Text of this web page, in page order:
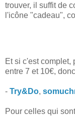
trouver, il suffit de
l'icône "cadeau",
Et si c'est complet,
entre 7 et 10€,
- Try&Do,
Pour celles qui